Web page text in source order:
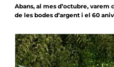
Abans, al mes d’octubre,
de les bodes d’argent i el 60